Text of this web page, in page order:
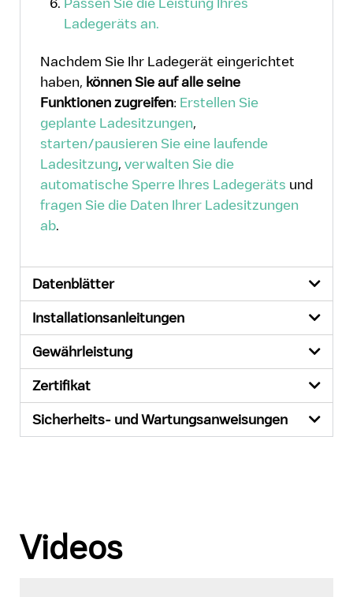
Passen Sie die Leistung Ihres
Ladegeräts an.
Nachdem Sie Ihr Ladegerät eingerichtet
haben,
können Sie auf alle seine
Funktionen zugreifen: Erstellen Sie
geplante Ladesitzungen
starten/pausieren Sie eine laufende
Ladesitzung verwalten Sie die
automatische Sperre Ihres Ladegeräts und
fragen Sie die Daten Ihrer Ladesitzungen
ab
Datenblätter
Installationsanleitungen
Gewährleistung
Zertifikat
Sicherheits- und Wartungsanweisungen
Videos